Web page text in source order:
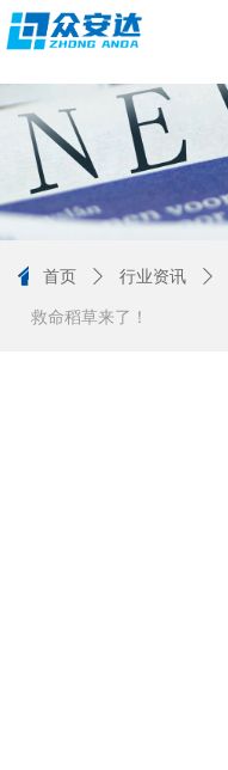
낀 首页 ꄲ 行业资讯 ꄲ
救命稻草来了！